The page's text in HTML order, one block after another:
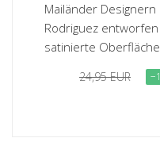
Mailänder
Rodriguez
satinierte Oberfläche
24,95 EUR